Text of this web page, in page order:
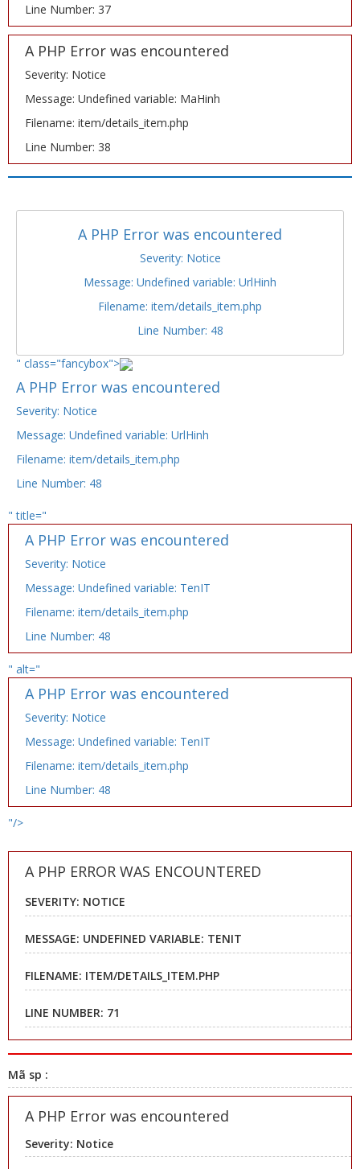
Line Number: 37
A PHP Error was encountered
Severity: Notice
Message: Undefined variable: MaHinh
Filename: item/details_item.php
Line Number: 38
A PHP Error was encountered
Severity: Notice
Message: Undefined variable: UrlHinh
Filename: item/details_item.php
Line Number: 48
" class="fancybox">
A PHP Error was encountered
Severity: Notice
Message: Undefined variable: UrlHinh
Filename: item/details_item.php
Line Number: 48
" title="
A PHP Error was encountered
Severity: Notice
Message: Undefined variable: TenIT
Filename: item/details_item.php
Line Number: 48
" alt="
A PHP Error was encountered
Severity: Notice
Message: Undefined variable: TenIT
Filename: item/details_item.php
Line Number: 48
"/>
A PHP ERROR WAS ENCOUNTERED
SEVERITY: NOTICE
MESSAGE: UNDEFINED VARIABLE: TENIT
FILENAME: ITEM/DETAILS_ITEM.PHP
LINE NUMBER: 71
Mã sp :
A PHP Error was encountered
Severity: Notice